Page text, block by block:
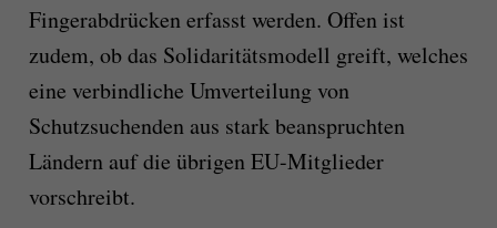
Fingerabdrücken erfasst werden. Offen ist
zudem, ob das Solidaritätsmodell greift, welches
eine verbindliche Umverteilung von
Schutzsuchenden aus stark beanspruchten
Ländern auf die übrigen EU-Mitglieder
vorschreibt.